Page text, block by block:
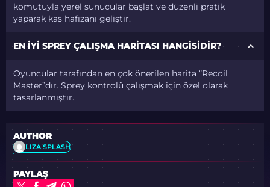
komutuyla yerel sunucular başlat ve düzenli pratik
yaparak kas hafızanı geliştir.
EN IYI SPREY ÇALIŞMA HARITASI HANGISIDIR?
Oyuncular tarafından en çok önerilen harita “Recoil
Master”dır. Sprey kontrolü çalışmak için özel olarak
tasarlanmıştır.
AUTHOR
LIZA SPLASH
PAYLAŞ